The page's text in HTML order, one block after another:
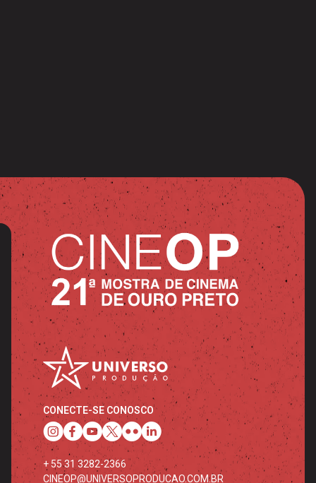
CONECTE-SE CONOSCO
+ 55 31 3282-2366
CINEOP@UNIVERSOPRODUCAO.COM.BR